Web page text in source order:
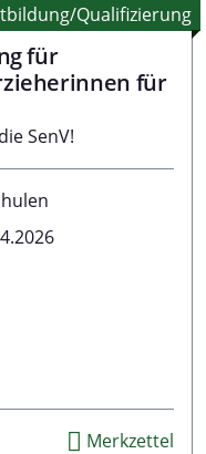
für
für
SenV!
Merkzettel
Qualifizierung